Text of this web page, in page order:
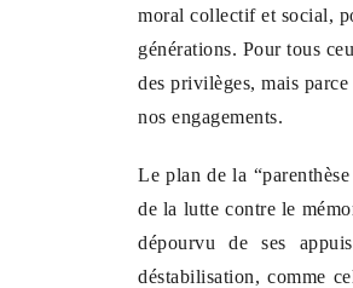
moral collectif et social,
générations. Pour tous
des privilèges, mais
nos engagements.
Le plan de la
de la lutte contre le
dépourvu de ses
déstabilisation, comme